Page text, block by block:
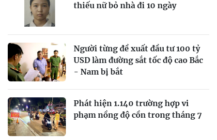
thiếu nữ bỏ nhà đi 10 ngày
Người từng đề xuất đầu tư 100 tỷ
USD làm đường sắt tốc độ cao Bắc
- Nam bị bắt
Phát hiện 1.140 trường hợp vi
phạm nồng độ cồn trong tháng 7